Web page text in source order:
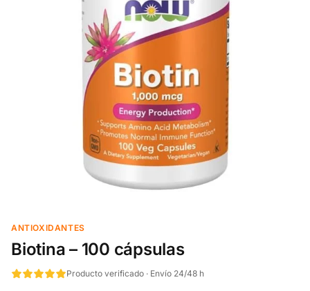
ANTIOXIDANTES
Biotina – 100 cápsulas
Producto verificado · Envío 24/48 h